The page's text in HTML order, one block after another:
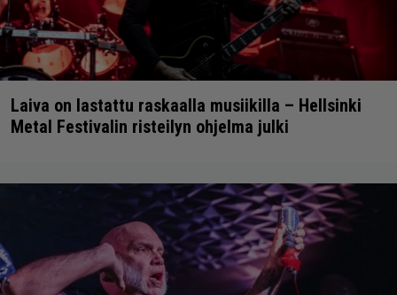
Laiva on lastattu raskaalla musiikilla – Hellsinki
Metal Festivalin risteilyn ohjelma julki